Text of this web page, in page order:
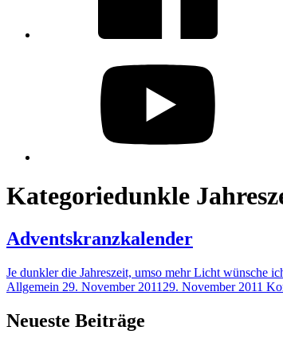
Kategoriedunkle
Adventskranzkalender
Je dunkler die Jahreszeit, umso mehr Licht wünsche
Allgemein 29. November 2011 29. November 2011
Neueste Beiträge